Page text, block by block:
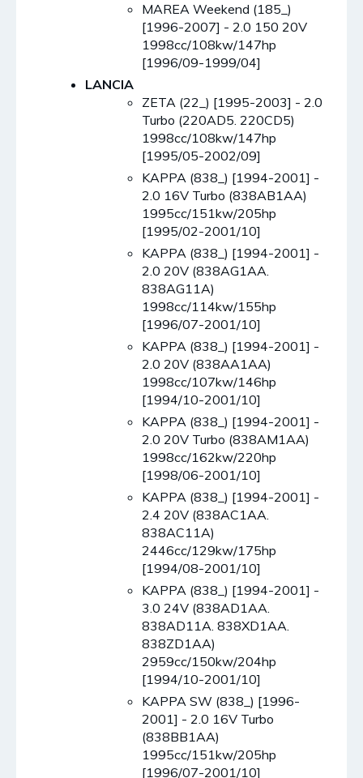
MAREA Weekend (185_)
[1996-2007] - 2.0 150 20V
1998cc/108kw/147hp
[1996/09-1999/04]
LANCIA
ZETA (22_) [1995-2003] - 2.0
Turbo (220AD5. 220CD5)
1998cc/108kw/147hp
[1995/05-2002/09]
KAPPA (838_) [1994-2001] -
2.0 16V Turbo (838AB1AA)
1995cc/151kw/205hp
[1995/02-2001/10]
KAPPA (838_) [1994-2001] -
2.0 20V (838AG1AA.
838AG11A)
1998cc/114kw/155hp
[1996/07-2001/10]
KAPPA (838_) [1994-2001] -
2.0 20V (838AA1AA)
1998cc/107kw/146hp
[1994/10-2001/10]
KAPPA (838_) [1994-2001] -
2.0 20V Turbo (838AM1AA)
1998cc/162kw/220hp
[1998/06-2001/10]
KAPPA (838_) [1994-2001] -
2.4 20V (838AC1AA.
838AC11A)
2446cc/129kw/175hp
[1994/08-2001/10]
KAPPA (838_) [1994-2001] -
3.0 24V (838AD1AA.
838AD11A. 838XD1AA.
838ZD1AA)
2959cc/150kw/204hp
[1994/10-2001/10]
KAPPA SW (838_) [1996-
2001] - 2.0 16V Turbo
(838BB1AA)
1995cc/151kw/205hp
[1996/07-2001/10]